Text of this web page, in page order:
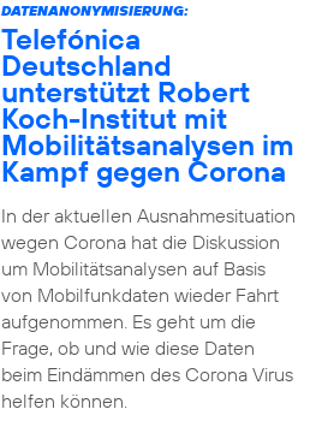
DATENANONYMISIERUNG:
Telefónica
Deutschland
unterstützt Robert
Koch-Institut mit
Mobilitätsanalysen im
Kampf gegen Corona
In der aktuellen Ausnahmesituation
wegen Corona hat die Diskussion
um Mobilitätsanalysen auf Basis
von Mobilfunkdaten wieder Fahrt
aufgenommen. Es geht um die
Frage, ob und wie diese Daten
beim Eindämmen des Corona Virus
helfen können.